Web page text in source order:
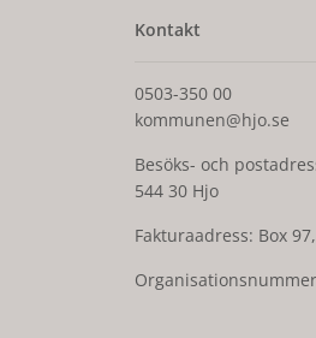
Kontakt
0503-350 00
kommunen@hjo.se
Besöks- och
544 30 Hjo
Fakturaadress: Box